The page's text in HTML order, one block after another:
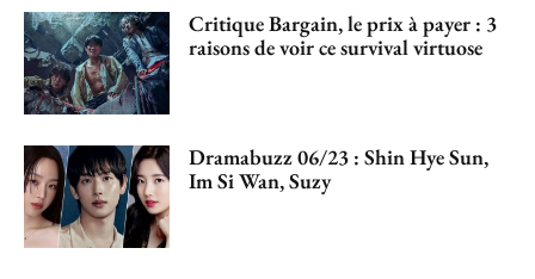
Critique Bargain, le prix à payer : 3
raisons de voir ce survival virtuose
Dramabuzz 06/23 : Shin Hye Sun,
Im Si Wan, Suzy